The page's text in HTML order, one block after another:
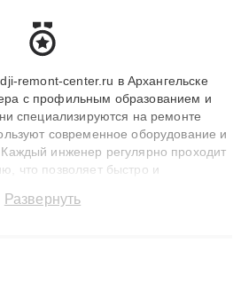
remont-center.ru в Архангельске
с профильным образованием и
специализируются на ремонте
современное оборудование и
инженер регулярно проходит
что позволяет быстро и
3 лет. Наши мастера решают
Развернуть